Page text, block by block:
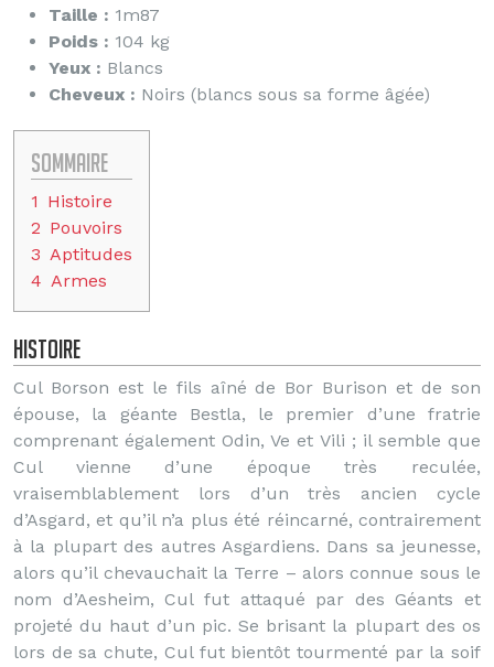
Taille : 1m87
Poids : 104 kg
Yeux : Blancs
Cheveux : Noirs (blancs sous sa forme âgée)
Sommaire
1 Histoire
2 Pouvoirs
3 Aptitudes
4 Armes
Histoire
Cul Borson est le fils aîné de Bor Burison et de son
épouse, la géante Bestla, le premier d’une fratrie
comprenant également Odin, Ve et Vili ; il semble que
Cul vienne d’une époque très reculée,
vraisemblablement lors d’un très ancien cycle
d’Asgard, et qu’il n’a plus été réincarné, contrairement
à la plupart des autres Asgardiens. Dans sa jeunesse,
alors qu’il chevauchait la Terre – alors connue sous le
nom d’Aesheim, Cul fut attaqué par des Géants et
projeté du haut d’un pic. Se brisant la plupart des os
lors de sa chute, Cul fut bientôt tourmenté par la soif